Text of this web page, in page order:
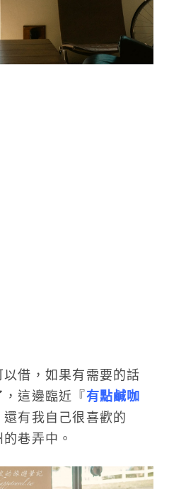
借，如果有需要的話
這邊臨近『有點鹹咖
還有我自己很喜歡的
巷弄中。